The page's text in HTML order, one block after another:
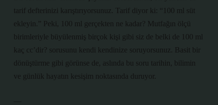
tarif defterinizi karıştırıyorsunuz. Tarif diyor ki: “100 ml süt
ekleyin.” Peki, 100 ml gerçekten ne kadar? Mutfağın ölçü
birimleriyle büyülenmiş birçok kişi gibi siz de belki de 100 ml
kaç cc’dir? sorusunu kendi kendinize soruyorsunuz. Basit bir
dönüştürme gibi görünse de, aslında bu soru tarihin, bilimin
ve günlük hayatın kesişim noktasında duruyor.